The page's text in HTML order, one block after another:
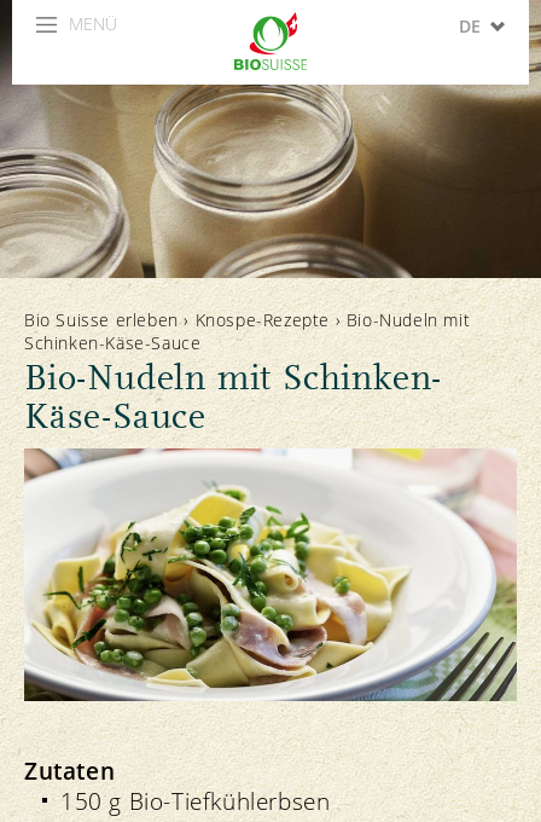
MENÜ DE
ES
Bio Suisse erleben› Knospe-Rezepte› Bio-Nudeln mit
Schinken-Käse-Sauce
Bio-Nudeln mit Schinken-
Käse-Sauce
Zutaten
150 g Bio-Tiefkühlerbsen